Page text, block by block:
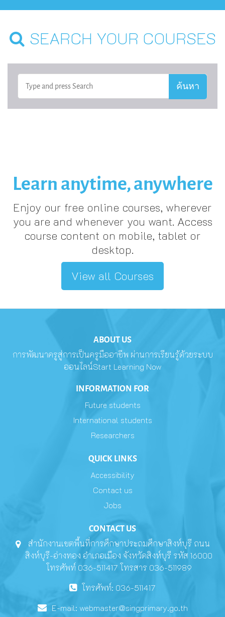
SEARCH YOUR COURSES
Learn anytime, anywhere
Enjoy our free online courses, wherever
you are and whenever you want. Access
course content on mobile, tablet or
desktop.
View all Courses
ABOUT US
การพัฒนาครูสู่การเป็นครูมืออาชีพ ผ่านการเรียนรู้ด้วยระบบ
ออนไลน์Start Learning Now
INFORMATION FOR
Future students
International students
Researchers
QUICK LINKS
Accessibility
Contact us
Jobs
CONTACT US
สำนักงานเขตพื้นที่การศึกษาประถมศึกษาสิงห์บุรี ถนน
สิงห์บุรี-อ่างทอง อำเภอเมือง จังหวัดสิงห์บุรี รหัส 16000
โทรศัพท์ 036-511417 โทรสาร 036-511989
โทรศัพท์: 036-511417
E-mail: webmaster@singprimary.go.th